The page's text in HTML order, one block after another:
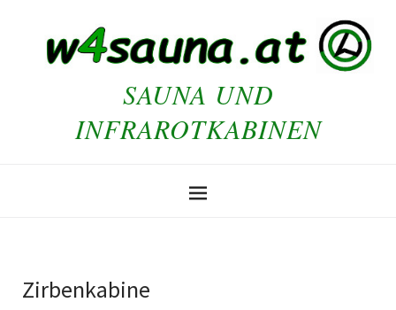
SAUNA UND
INFRAROTKABINEN
Zirbenkabine